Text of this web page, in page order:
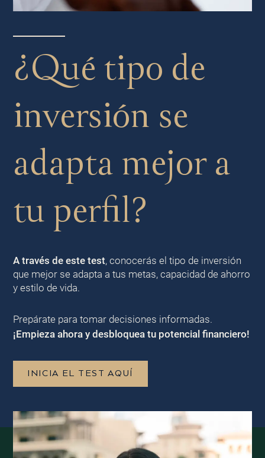
¿Qué tipo de
inversión se
adapta mejor a
tu perfil?
A través de este test, conocerás el tipo de inversión
que mejor se adapta a tus metas, capacidad de ahorro
y estilo de vida.
Prepárate para tomar decisiones informadas.
¡Empieza ahora y desbloquea tu potencial financiero!
INICIA EL TEST AQUÍ